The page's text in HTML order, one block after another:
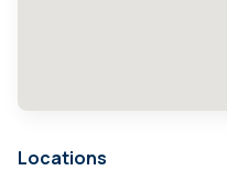
Locations